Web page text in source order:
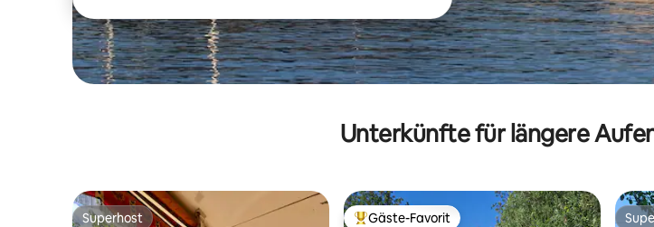
Unterkünfte für längere
Superhost Gäste-Favorit